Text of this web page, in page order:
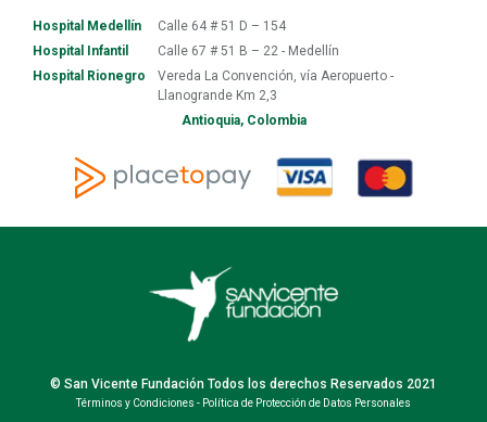
Hospital Medellín
Calle 64 # 51 D – 154
Hospital Infantil
Calle 67 # 51 B – 22 - Medellín
Hospital Rionegro
Vereda La Convención, vía Aeropuerto -
Llanogrande Km 2,3
Antioquia, Colombia
© San Vicente Fundación Todos los derechos Reservados 2021
Términos y Condiciones - Política de Protección de Datos Personales